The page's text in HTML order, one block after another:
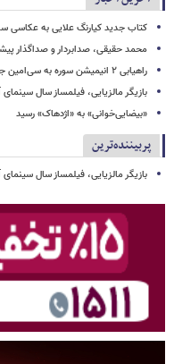
کتاب جدید کیارنگ علایی به عکاسی
محمد حقیقی، صدابردار و صداگذار
راهیابی ۲ انیمیشن سوره به سی‌امین جشنواره فیلم رود آیلند
بازیگر مالزیایی، فیلمساز سال
«بیضایی‌خوانی» به «اژدهاک» رسید
پربیننده‌ترین
بازیگر مالزیایی، فیلمساز سال